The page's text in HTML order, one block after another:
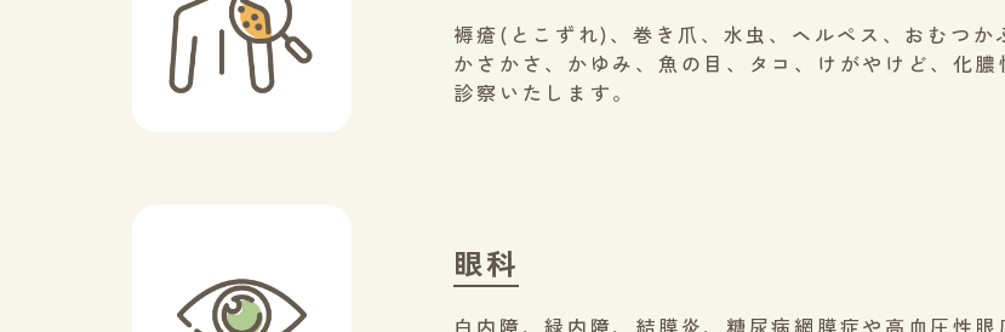
褥瘡(とこずれ)、巻き爪、水虫、ヘルペス、おむつ
かさかさ、かゆみ、魚の目、タコ、けがやけど、化
診察いたします。
眼科